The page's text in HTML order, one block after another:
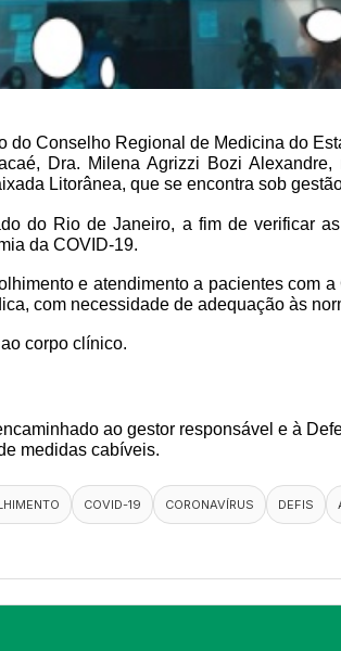
do Conselho Regional de Medicina do
Dra. Milena Agrizzi Bozi
Litorânea, que se encontra sob
do Rio de Janeiro, a fim de verificar
da COVID-19.
e atendimento a pacientes com
com necessidade de adequação às
corpo clínico.
ao gestor responsável e à
medidas cabíveis.
COVID-19 CORONAVÍRUS DEFIS